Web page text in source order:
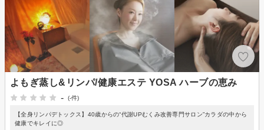
よもぎ蒸し&リンパ/健康エステ YOSA ハーブの恵み
-
(-件)
【全身リンパデトックス】40歳からの“代謝UPむくみ改善専門サロン”カラダの中から
健康でキレイに◎